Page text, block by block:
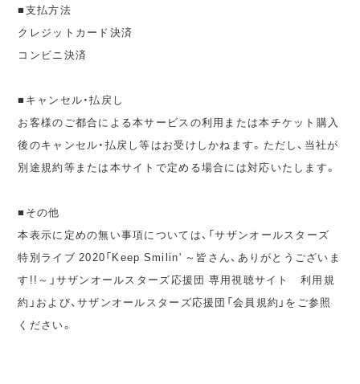
■支払方法
クレジットカード決済
コンビニ決済
■キャンセル・払戻し
お客様のご都合による本サービスの利用または本チケット購入
後のキャンセル・払戻し等はお受けしかねます。ただし、当社が
別途規約等または本サイトで定める場合には対応いたします。
■その他
本表示に定めの無い事項については、「サザンオールスターズ
特別ライブ 2020「Keep Smilin' ～皆さん、ありがとうございま
す!!～」サザンオールスターズ応援団 専用視聴サイト 利用規
約」および、サザンオールスターズ応援団「会員規約」をご参照
ください。